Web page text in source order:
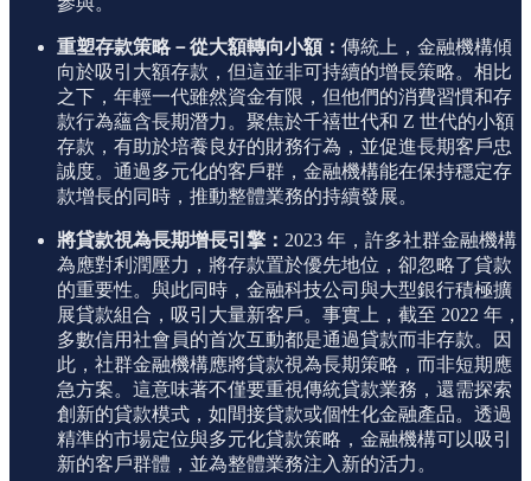
重塑存款策略－從大額轉向小額： 傳統上，金融機構傾
向於吸引大額存款，但這並非可持續的增長策略。相比
之下，年輕一代雖然資金有限，但他們的消費習慣和存
款行為蘊含長期潛力。聚焦於千禧世代和 Z 世代的小額
存款，有助於培養良好的財務行為，並促進長期客戶忠
誠度。通過多元化的客戶群，金融機構能在保持穩定存
款增長的同時，推動整體業務的持續發展。
將貸款視為長期增長引擎： 2023 年，許多社群金融機構
為應對利潤壓力，將存款置於優先地位，卻忽略了貸款
的重要性。與此同時，金融科技公司與大型銀行積極擴
展貸款組合，吸引大量新客戶。事實上，截至 2022 年，
多數信用社會員的首次互動都是通過貸款而非存款。因
此，社群金融機構應將貸款視為長期策略，而非短期應
急方案。這意味著不僅要重視傳統貸款業務，還需探索
創新的貸款模式，如間接貸款或個性化金融產品。透過
精準的市場定位與多元化貸款策略，金融機構可以吸引
新的客戶群體，並為整體業務注入新的活力。